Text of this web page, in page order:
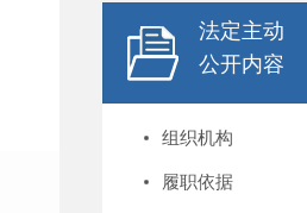
法定主动
公开内容
组织机构
履职依据